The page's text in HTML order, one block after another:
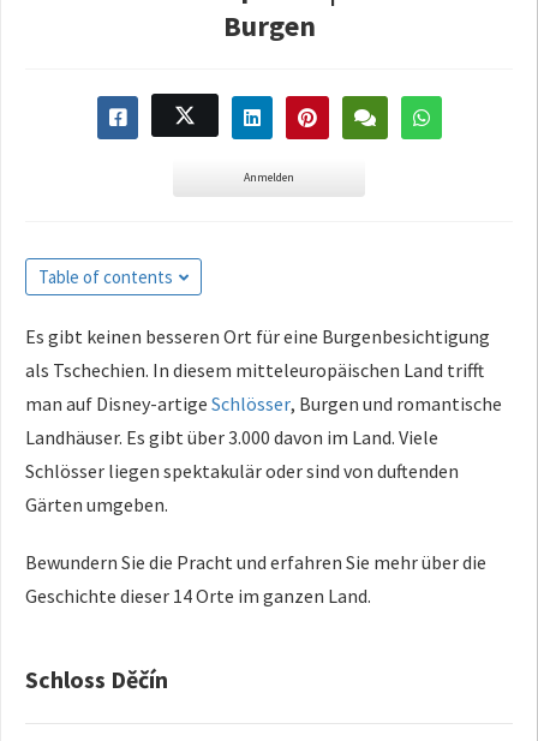
Burgen
Anmelden
Table of contents
Es gibt keinen besseren Ort für eine Burgenbesichtigung
als Tschechien. In diesem mitteleuropäischen Land trifft
man auf Disney-artige Schlösser, Burgen und romantische
Landhäuser. Es gibt über 3.000 davon im Land. Viele
Schlösser liegen spektakulär oder sind von duftenden
Gärten umgeben.
Bewundern Sie die Pracht und erfahren Sie mehr über die
Geschichte dieser 14 Orte im ganzen Land.
Schloss Děčín